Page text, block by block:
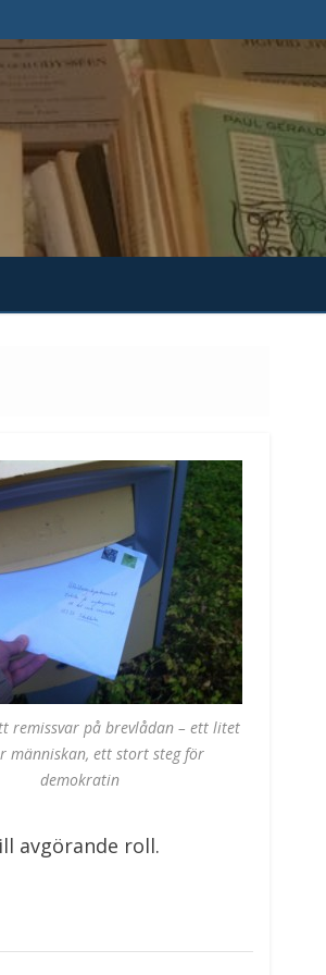
remissvar på brevlådan – ett litet
människan, ett stort steg för
demokratin
avgörande roll.